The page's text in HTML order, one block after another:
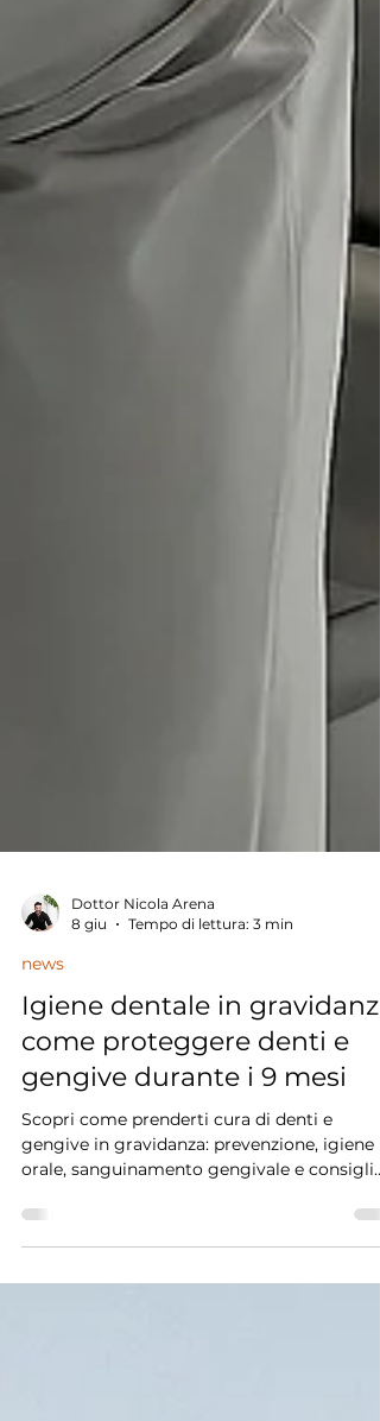
8 giu
Tempo di lettura: 3 min
news
Igiene dentale in
come proteggere denti e
gengive durante i 9 mesi
Scopri come prenderti cura di denti e
orale, sanguinamento gengivale e consigli
utili.